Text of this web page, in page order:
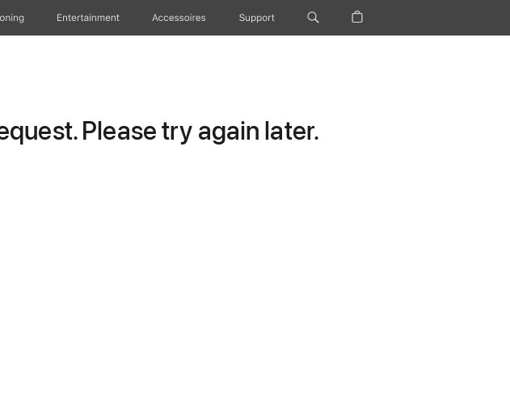
Entertainment Accessoires Support
Please try again later.